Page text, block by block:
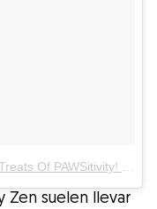
Zen suelen llevar